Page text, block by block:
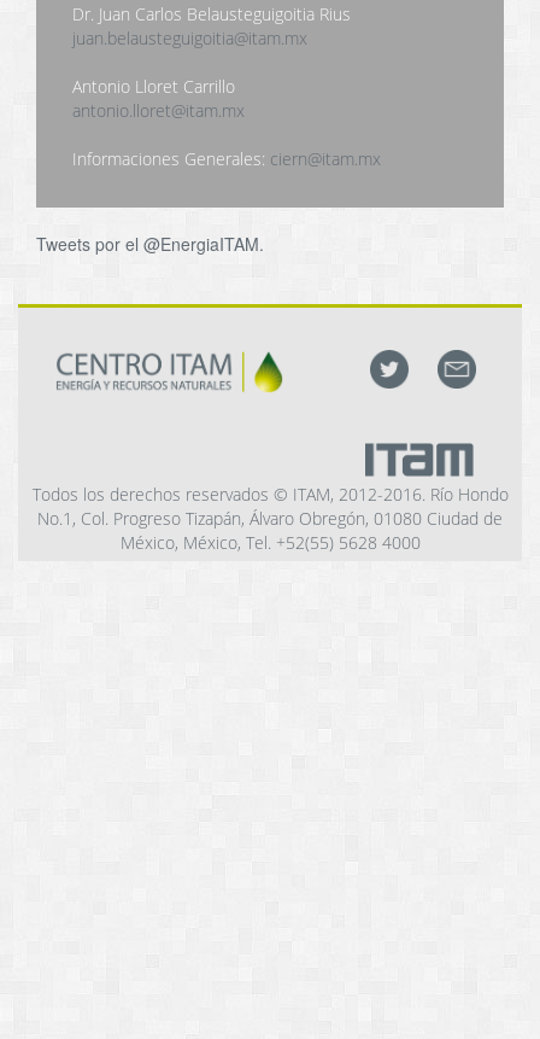
Dr. Juan Carlos Belausteguigoitia Rius
juan.belausteguigoitia@itam.mx
Antonio Lloret Carrillo
antonio.lloret@itam.mx
Informaciones Generales: ciern@itam.mx
Tweets por el @EnergiaITAM.
Todos los derechos reservados © ITAM, 2012-2016. Río Hondo
No.1, Col. Progreso Tizapán, Álvaro Obregón, 01080 Ciudad de
México, México, Tel. +52(55) 5628 4000